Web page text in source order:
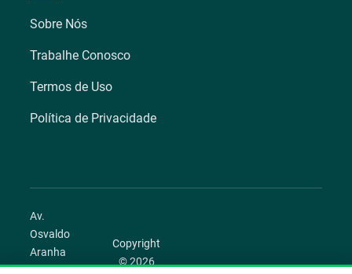
Sobre Nós
Trabalhe Conosco
Termos de Uso
Política de Privacidade
Av.
Osvaldo
Aranha
1022 –
Copyright
© 2026